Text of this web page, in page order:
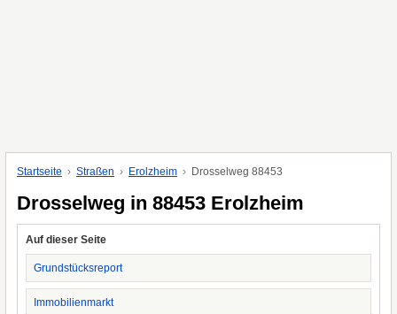
Startseite Straßen Erolzheim Drosselweg 88453
Drosselweg in 88453 Erolzheim
Auf dieser Seite
Grundstücksreport
Immobilienmarkt